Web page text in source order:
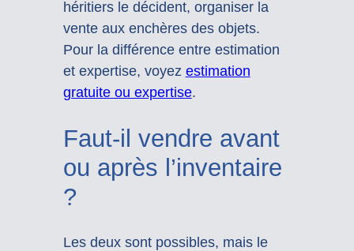
héritiers le décident, organiser la
vente aux enchères des objets.
Pour la différence entre estimation
et expertise, voyez estimation
gratuite ou expertise.
Faut-il vendre avant
ou après l’inventaire
?
Les deux sont possibles, mais le